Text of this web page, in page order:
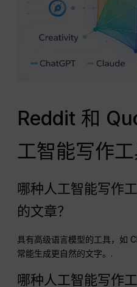
Reddit 和
工智能写作
哪种人工智能写作
的文章？
具有高级语言模型的工具，如
常能生成更自然的文字。.
哪种人工智能写作